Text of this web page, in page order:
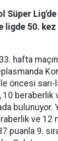
Süper Lig'de
ligde 50. kez
hafta
öncesi
10 beraberlik
bulunuyor.
ve 12
puanla 9.